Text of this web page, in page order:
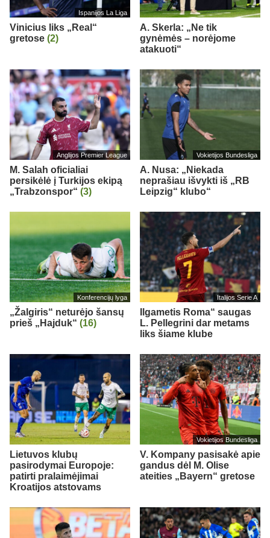
Ispanijos La Liga
Vinicius liks „Real“
gretose (2)
A. Skerla: „Ne tik
gynėmės – norėjome
atakuoti“
Anglijos Premier League
M. Salah oficialiai
persikėlė į Turkijos ekipą
„Trabzonspor“ (3)
Vokietijos Bundesliga
A. Nusa: „Niekada
neprašiau išvykti iš „RB
Leipzig“ klubo“
Konferencijų lyga
„Žalgiris“ neturėjo šansų
prieš „Hajduk“ (16)
Italijos Serie A
Ilgametis Roma“ saugas
L. Pellegrini dar metams
liks šiame klube
Lietuvos klubų
pasirodymai Europoje:
patirti pralaimėjimai
Kroatijos atstovams
Vokietijos Bundesliga
V. Kompany pasisakė apie
gandus dėl M. Olise
ateities „Bayern“ gretose